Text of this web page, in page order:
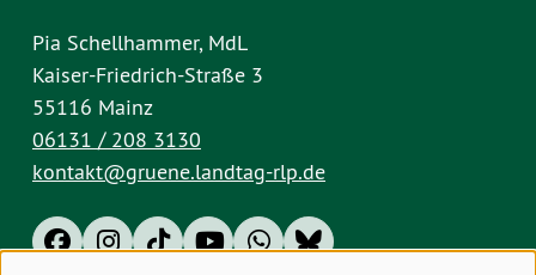
Pia Schellhammer, MdL
Kaiser-Friedrich-Straße 3
55116 Mainz
06131 / 208 3130
kontakt@gruene.landtag-rlp.de